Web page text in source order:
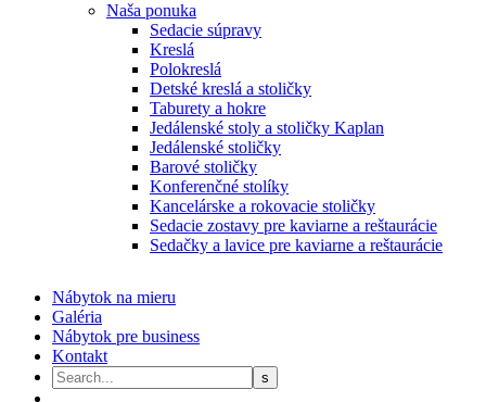
Naša ponuka
Sedacie súpravy
Kreslá
Polokreslá
Detské kreslá a stoličky
Taburety a hokre
Jedálenské stoly a stoličky Kaplan
Jedálenské stoličky
Barové stoličky
Konferenčné stolíky
Kancelárske a rokovacie stoličky
Sedacie zostavy pre kaviarne a reštaurácie
Sedačky a lavice pre kaviarne a reštaurácie
Nábytok na mieru
Galéria
Nábytok pre business
Kontakt